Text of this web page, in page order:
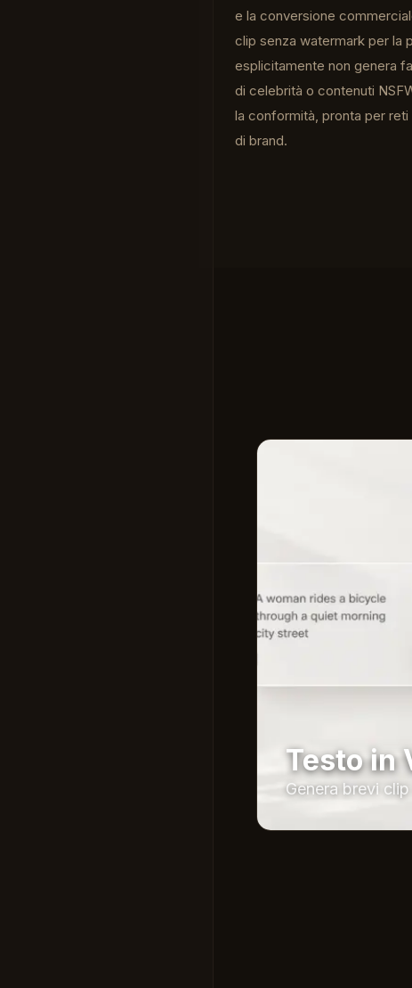
e la conversione
clip senza watermark per la
esplicitamente non genera
di celebrità o contenuti
la conformità, pronta per
di brand.
Testo in
Genera brevi